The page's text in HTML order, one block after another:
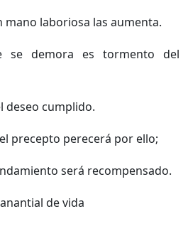
mano laboriosa las aumenta.
se demora es tormento del
deseo cumplido.
precepto perecerá por ello;
será recompensado.
de vida